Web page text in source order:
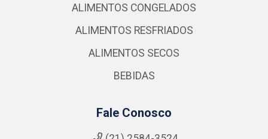
ALIMENTOS CONGELADOS
ALIMENTOS RESFRIADOS
ALIMENTOS SECOS
BEBIDAS
Fale Conosco